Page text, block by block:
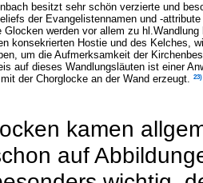
besitzt sehr schön verzierte und
der Evangelistennamen und -
Glocken werden vor allem zu
konsekrierten Hostie und des Kelches,
um die Aufmerksamkeit der
auf dieses Wandlungsläuten ist einer
der Chorglocke an der Wand erzeugt. 23)
kamen
auf